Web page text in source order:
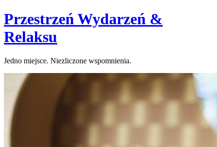
Skip
to
content
Przestrzeń Wydarzeń &
Relaksu
Jedno miejsce. Niezliczone wspomnienia.